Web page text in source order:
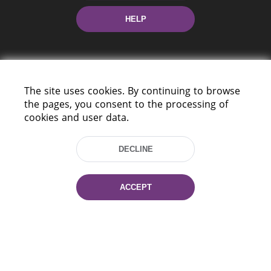
HELP
220114, Niezaležnasci Ave. 116, Minsk,
Tel.: (+375 17) 368 37 37
Fax: (+375 17) 368 97 06
E-mail: inbox@nlb.by
The site uses cookies. By continuing to browse
the pages, you consent to the processing of
cookies and user data.
DECLINE
ACCEPT